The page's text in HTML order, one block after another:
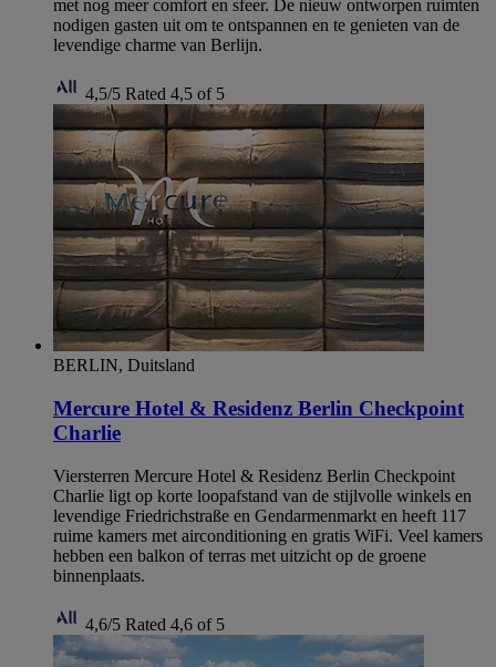
met nog meer comfort en sfeer. De nieuw ontworpen ruimten
nodigen gasten uit om te ontspannen en te genieten van de
levendige charme van Berlijn.
4,5/5 Rated 4,5 of 5
BERLIN, Duitsland
Mercure Hotel & Residenz Berlin Checkpoint
Charlie
Viersterren Mercure Hotel & Residenz Berlin Checkpoint
Charlie ligt op korte loopafstand van de stijlvolle winkels en
levendige Friedrichstraße en Gendarmenmarkt en heeft 117
ruime kamers met airconditioning en gratis WiFi. Veel kamers
hebben een balkon of terras met uitzicht op de groene
binnenplaats.
4,6/5 Rated 4,6 of 5